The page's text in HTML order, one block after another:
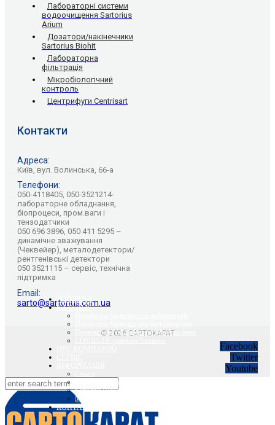
Лабораторні системи
водоочищення Sartorius
Arium
Дозатори/накінечники
Sartorius Biohit
Лабораторна
фільтрація
Мікробіологічний
контроль
Центрифуги Centrisart
Контакти
Адреса:
Київ, вул. Волинська, 66-а
Телефони:
050-4118405, 050-3521214-
лабораторне обладнання,
біопроцеси, пром.ваги і
тензодатчики
050 696 3896, 050 411 5295 –
динамічне зважування
(Чеквейер), металодетектори/
рентгенівські детектори
050 3521115 – сервіс, технічна
підтримка
Email:
sarto@sartorius.com.ua
© 2026 САРТОКАРАТ
Facebook
Twitter
Youtube
ГОЛОВНА
КАТАЛОГ
Промислове обладнання Minebea Intec
Вебінари Sartorius та Minebea Intec
Sartorius Відео
Minebea Intec Відео
КОНТАКТИ